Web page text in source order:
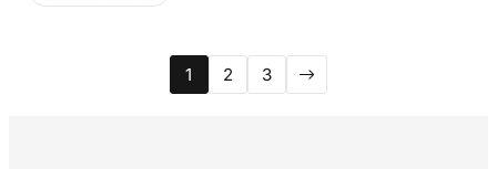
1 2 3